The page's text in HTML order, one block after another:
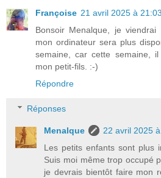
Françoise 21 avril 2025 à 21:03
Bonsoir Menalque, je
mon ordinateur sera plus
semaine, car cette semaine,
mon petit-fils. :-)
Répondre
Réponses
Menalque
22 avril 2025
Les petits enfants sont plus
Suis moi même trop occupé
je devrais bientôt faire mon